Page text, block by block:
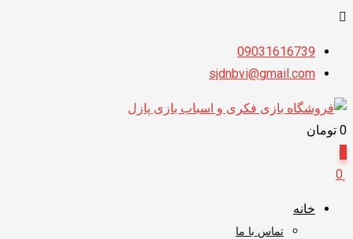
پرش
محتوا
09031616739
sjdnbvi@gmail.com
0 تومان
0
خانه
تماس با ما